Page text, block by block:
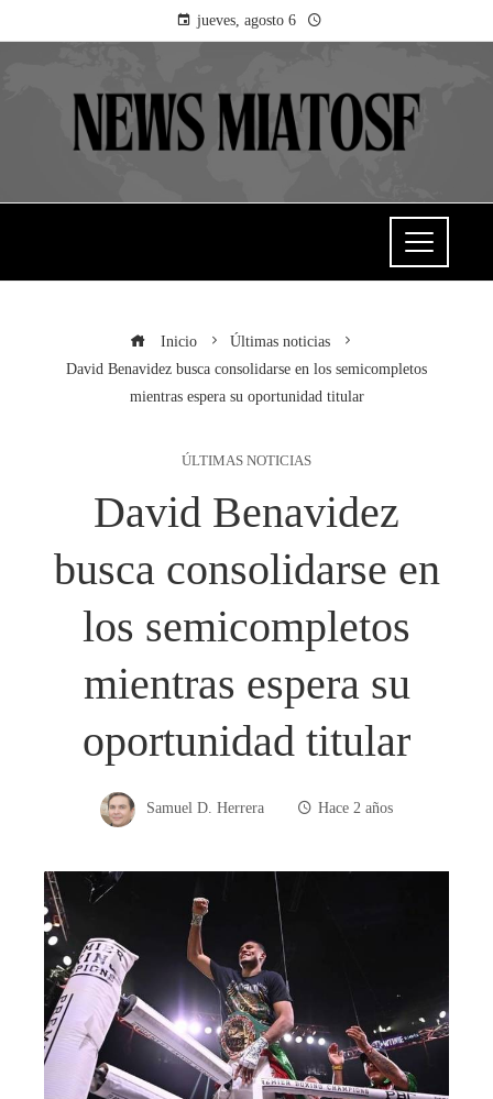
jueves, agosto 6
Inicio
Últimas noticias
David Benavidez busca consolidarse en los semicompletos
mientras espera su oportunidad titular
ÚLTIMAS NOTICIAS
David Benavidez
busca consolidarse en
los semicompletos
mientras espera su
oportunidad titular
Samuel D. Herrera Hace 2 años